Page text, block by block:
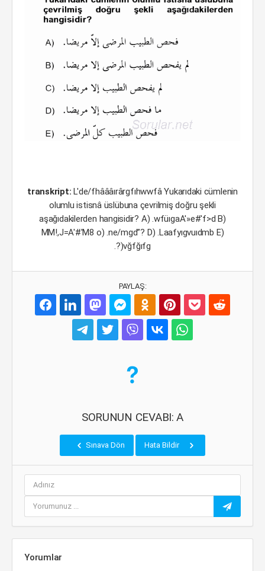
transkript:L'de/fhâââırârgfıhwwfâ Yukarıdaki cümlenin
olumlu istisnâ üslübuna çevrilmiş doğru şekli
aşağıdakilerden hangisidir? A) .wfüıgaA'»e#'f>d B)
MM!,J=A'#'M8 o) .ne/mgd”? D) .Laafyıgvuıdmb E)
.?)vğfğıfg
PAYLAŞ:
SORUNUN CEVABI: A
Sınava Dön Hata Bildir
Yorumlar